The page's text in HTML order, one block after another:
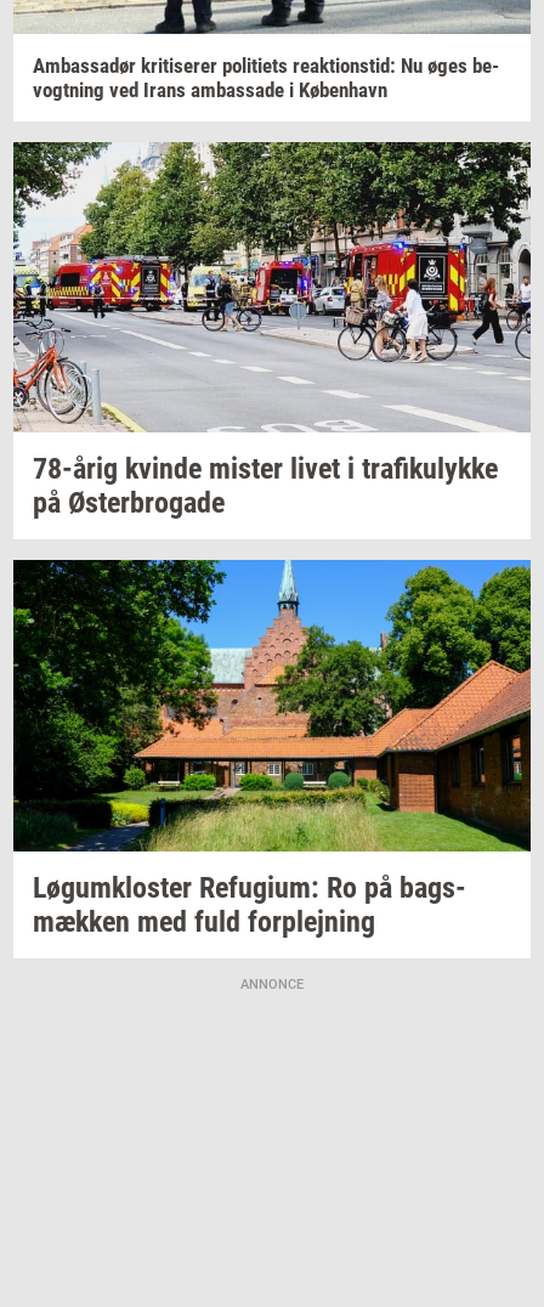
Am­bas­sa­dør kri­ti­se­rer po­li­tiets re­ak­tion­s­tid: Nu øges be­
vogt­ning ved Irans am­bas­sa­de i Kø­ben­havn
78-årig kvin­de mi­ster livet i tra­fi­ku­lyk­ke
på Øster­bro­ga­de
Løgum­klo­ster Re­fu­gi­um: Ro på bags­
mæk­ken med fuld for­plej­ning
ANNONCE